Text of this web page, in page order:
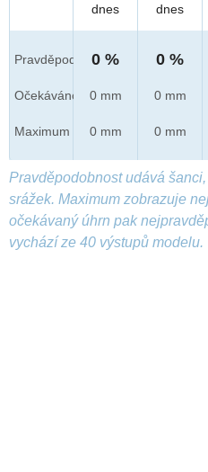
Pravděpod.
Očekáváno
Maximum
dnes
0 %
0 mm
0 mm
dnes
0 %
0 mm
0 mm
Pravděpodobnost udává
srážek. Maximum zobrazuje
očekávaný úhrn pak
vychází ze 40 výstupů modelu.